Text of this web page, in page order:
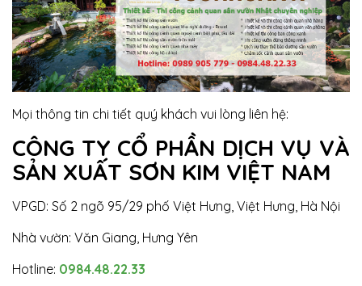
Mọi thông tin chi tiết quý khách vui lòng liên hệ:
CÔNG TY CỔ PHẦN DỊCH VỤ VÀ
SẢN XUẤT SƠN KIM VIỆT NAM
VPGD: Số 2 ngõ 95/29 phố Việt Hưng, Việt Hưng, Hà Nội
Nhà vườn: Văn Giang, Hưng Yên
Hotline: 0984.48.22.33